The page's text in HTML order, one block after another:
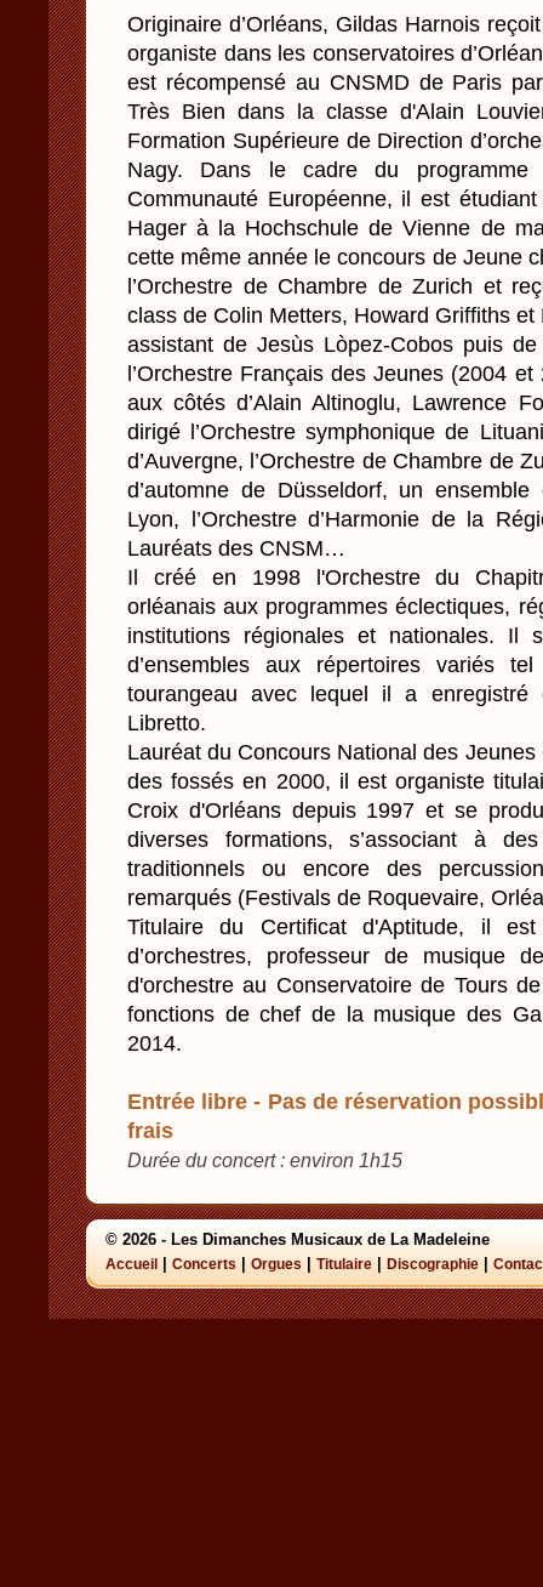
Originaire d’Orléans, Gildas Harnois
organiste dans les conservatoires
est récompensé au CNSMD de Paris
Très Bien dans la classe d'Alain
Formation Supérieure de Direction
Nagy. Dans le cadre du
Communauté Européenne, il est
Hager à la Hochschule de Vienne de
cette même année le concours de Jeune
l’Orchestre de Chambre de Zurich et
class de Colin Metters, Howard Griffiths
assistant de Jesùs Lòpez-Cobos puis
l’Orchestre Français des Jeunes (2004
aux côtés d’Alain Altinoglu, Lawrence
dirigé l’Orchestre symphonique de
d’Auvergne, l’Orchestre de Chambre de
d’automne de Düsseldorf, un
Lyon, l’Orchestre d’Harmonie de la
Lauréats des CNSM…
Il créé en 1998 l'Orchestre du
orléanais aux programmes éclectiques,
institutions régionales et nationales. Il
d’ensembles aux répertoires variés
tourangeau avec lequel il a enregistré
Libretto.
Lauréat du Concours National des
des fossés en 2000, il est organiste
Croix d'Orléans depuis 1997 et se
diverses formations, s’associant à
traditionnels ou encore des
remarqués (Festivals de Roquevaire,
Titulaire du Certificat d'Aptitude, il
d’orchestres, professeur de musique
d'orchestre au Conservatoire de Tours
fonctions de chef de la musique des
2014.
Entrée libre - Pas de réservation
frais
Durée du concert : environ 1h15
© 2026 - Les Dimanches Musicaux de La Madeleine
Accueil Concerts Orgues Titulaire Discographie